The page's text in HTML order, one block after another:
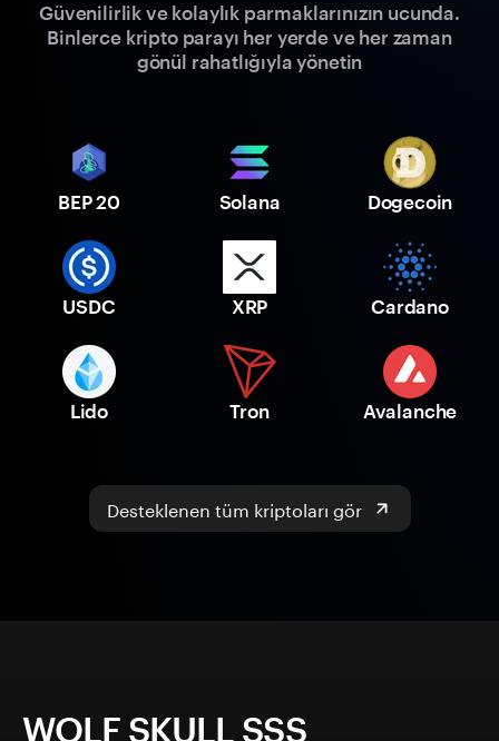
Güvenilirlik ve kolaylık parmaklarınızın ucunda.
Binlerce kripto parayı her yerde ve her zaman
gönül rahatlığıyla yönetin
BEP 20 Solana Dogecoin
USDC XRP Cardano
Lido Tron Avalanche
Desteklenen tüm kriptoları gör
WOLF SKULL SSS